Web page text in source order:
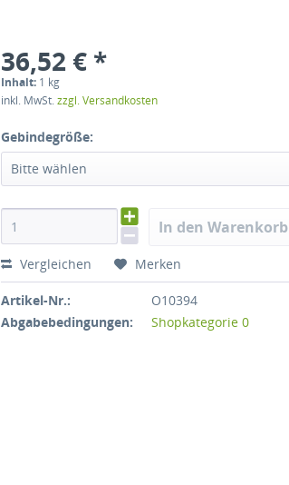
36,52 € *
Inhalt: 1 kg
inkl. MwSt.zzgl. Versandkosten
Gebindegröße:
Bitte wählen
In den Warenkorb
Vergleichen Merken
Artikel-Nr.:
O10394
Abgabebedingungen:
Shopkategorie 0